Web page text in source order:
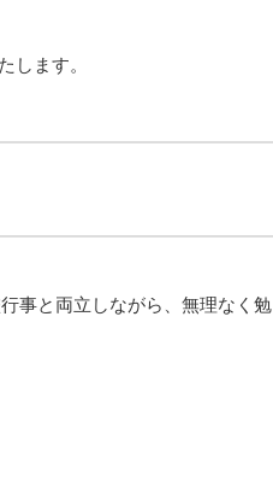
します。
事と両立しながら、無理なく勉